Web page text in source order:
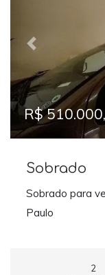
Previous
R$
Sobrado
Sobrado para
Paulo
2